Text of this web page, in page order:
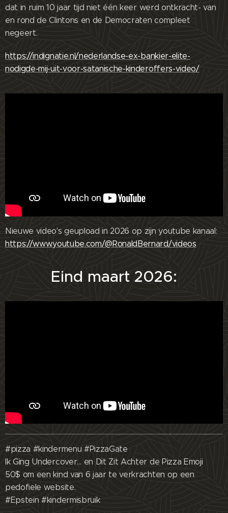
dat in ruim 10 jaar tijd niet één keer werd ontkracht- van
en rond de Clintons en de Democraten compleet
negeert.
https://indignatie.nl/nederlandse-ex-bankier-elite-
nodigde-mij-uit-voor-satanische-kinderoffers-video/
Nieuwe video's geupload in 2026 op zijn youtube kanaal:
https://www.youtube.com/@RonaldBernard/videos
Eind maart 2026:
#pizza #kindermenu #PizzaGate
Ik Ging Undercover… en Dit Zit Achter de Pizza Emoji
50$ om een kind van 6 jaar te verkrachten op een
pedofiele website.
#Epstein #kindermisbruik